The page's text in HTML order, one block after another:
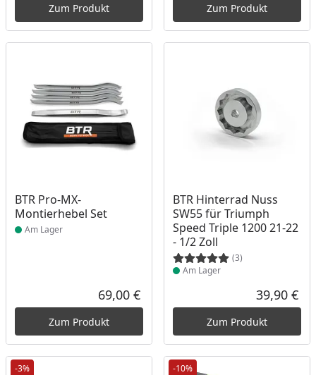
Zum Produkt Zum Produkt
BTR Pro-MX-
Montierhebel Set
Produkt am Lager
Am Lager
Aktueller Preis
69,00 €
Zum Produkt
BTR Hinterrad Nuss
SW55 für Triumph
Speed Triple 1200 21-22
- 1/2 Zoll
(3)
Produkt am Lager
Am Lager
39,90 €
Zum Produkt
-3% -10%